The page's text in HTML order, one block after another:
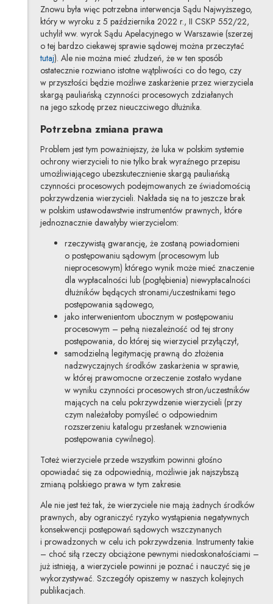
Znowu była więc potrzebna interwencja Sądu Najwyższego,
który w wyroku z 5 października 2022 r., II CSKP 552/22,
uchylił ww. wyrok Sądu Apelacyjnego w Warszawie (szerzej
o tej bardzo ciekawej sprawie sądowej można przeczytać
tutaj). Ale nie można mieć złudzeń, że w ten sposób
ostatecznie rozwiano istotne wątpliwości co do tego, czy
w przyszłości będzie możliwe zaskarżenie przez wierzyciela
skargą pauliańską czynności procesowych zdziałanych
na jego szkodę przez nieuczciwego dłużnika.
Potrzebna zmiana prawa
Problem jest tym poważniejszy, że luka w polskim systemie
ochrony wierzycieli to nie tylko brak wyraźnego przepisu
umożliwiającego ubezskutecznienie skargą pauliańską
czynności procesowych podejmowanych ze świadomością
pokrzywdzenia wierzycieli. Nakłada się na to jeszcze brak
w polskim ustawodawstwie instrumentów prawnych, które
jednoznacznie dawałyby wierzycielom:
rzeczywistą gwarancję, że zostaną powiadomieni
o postępowaniu sądowym (procesowym lub
nieprocesowym) którego wynik może mieć znaczenie
dla wypłacalności lub (pogłębienia) niewypłacalności
dłużników będących stronami/uczestnikami tego
postępowania sądowego,
jako interwenientom ubocznym w postępowaniu
procesowym – pełną niezależność od tej strony
postępowania, do której się wierzyciel przyłączył,
samodzielną legitymację prawną do złożenia
nadzwyczajnych środków zaskarżenia w sprawie,
w której prawomocne orzeczenie zostało wydane
w wyniku czynności procesowych stron/uczestników
mających na celu pokrzywdzenie wierzycieli (przy
czym należałoby pomyśleć o odpowiednim
rozszerzeniu katalogu przesłanek wznowienia
postępowania cywilnego).
Toteż wierzyciele przede wszystkim powinni głośno
opowiadać się za odpowiednią, możliwie jak najszybszą
zmianą polskiego prawa w tym zakresie.
Ale nie jest też tak, że wierzyciele nie mają żadnych środków
prawnych, aby ograniczyć ryzyko wystąpienia negatywnych
konsekwencji postępowań sądowych wszczynanych
i prowadzonych w celu ich pokrzywdzenia. Instrumenty takie
– choć siłą rzeczy obciążone pewnymi niedoskonałościami –
już istnieją, a wierzyciele powinni je poznać i nauczyć się je
wykorzystywać. Szczegóły opiszemy w naszych kolejnych
publikacjach.